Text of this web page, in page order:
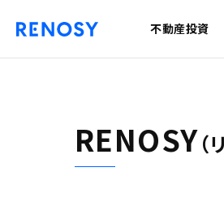
不動産投資
RENOSY（